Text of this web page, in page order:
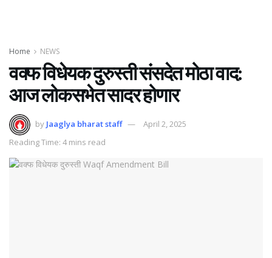
Home NEWS
वक्फ विधेयक दुरुस्ती संसदेत मोठा वाद:
आज लोकसभेत सादर होणार
by Jaaglya bharat staff
April 2, 2025
Reading Time: 4 mins read